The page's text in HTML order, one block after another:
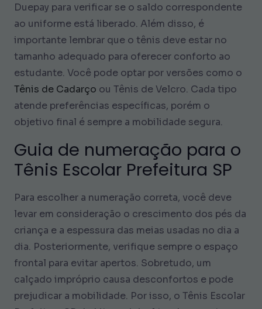
Duepay para verificar se o saldo correspondente
ao uniforme está liberado. Além disso, é
importante lembrar que o tênis deve estar no
tamanho adequado para oferecer conforto ao
estudante. Você pode optar por versões como o
Tênis de Cadarço ou Tênis de Velcro. Cada tipo
atende preferências específicas, porém o
objetivo final é sempre a mobilidade segura.
Guia de numeração para o
Tênis Escolar Prefeitura SP
Para escolher a numeração correta, você deve
levar em consideração o crescimento dos pés da
criança e a espessura das meias usadas no dia a
dia. Posteriormente, verifique sempre o espaço
frontal para evitar apertos. Sobretudo, um
calçado impróprio causa desconfortos e pode
prejudicar a mobilidade. Por isso, o Tênis Escolar